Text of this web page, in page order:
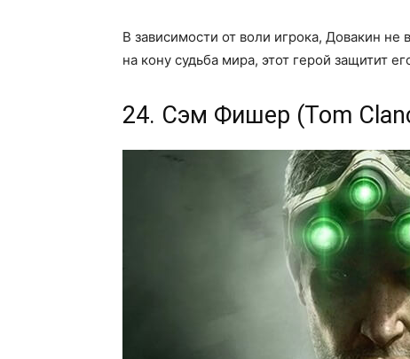
В зависимости от воли игрока, Довакин
на кону судьба мира, этот герой защитит
24. Сэм Фишер (Tom